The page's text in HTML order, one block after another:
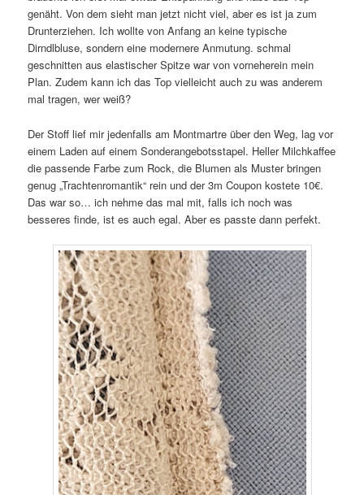
genäht. Von dem sieht man jetzt nicht viel, aber es ist ja zum
Drunterziehen. Ich wollte von Anfang an keine typische
Dirndlbluse, sondern eine modernere Anmutung. schmal
geschnitten aus elastischer Spitze war von vorneherein mein
Plan. Zudem kann ich das Top vielleicht auch zu was anderem
mal tragen, wer weiß?
Der Stoff lief mir jedenfalls am Montmartre über den Weg, lag vor
einem Laden auf einem Sonderangebotsstapel. Heller Milchkaffee
die passende Farbe zum Rock, die Blumen als Muster bringen
genug „Trachtenromantik“ rein und der 3m Coupon kostete 10€.
Das war so… ich nehme das mal mit, falls ich noch was
besseres finde, ist es auch egal. Aber es passte dann perfekt.